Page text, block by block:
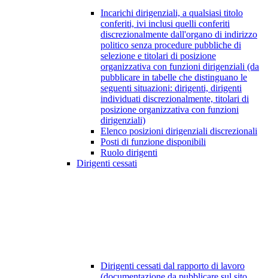
Incarichi dirigenziali, a qualsiasi titolo
conferiti, ivi inclusi quelli conferiti
discrezionalmente dall'organo di indirizzo
politico senza procedure pubbliche di
selezione e titolari di posizione
organizzativa con funzioni dirigenziali (da
pubblicare in tabelle che distinguano le
seguenti situazioni: dirigenti, dirigenti
individuati discrezionalmente, titolari di
posizione organizzativa con funzioni
dirigenziali)
Elenco posizioni dirigenziali discrezionali
Posti di funzione disponibili
Ruolo dirigenti
Dirigenti cessati
Dirigenti cessati dal rapporto di lavoro